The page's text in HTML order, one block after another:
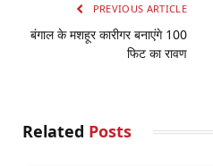
PREVIOUS ARTICLE
बंगाल के मशहूर कारीगर बनाएंगे 100
फिट का रावण
Related Posts